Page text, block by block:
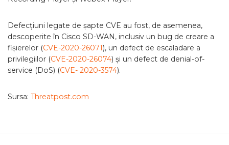
Defecțiuni legate de șapte CVE au fost, de asemenea,
descoperite în Cisco SD-WAN, inclusiv un bug de creare a
fișierelor (CVE-2020-26071), un defect de escaladare a
privilegiilor (CVE-2020-26074) și un defect de denial-of-
service (DoS) (CVE- 2020-3574).
Sursa: Threatpost.com